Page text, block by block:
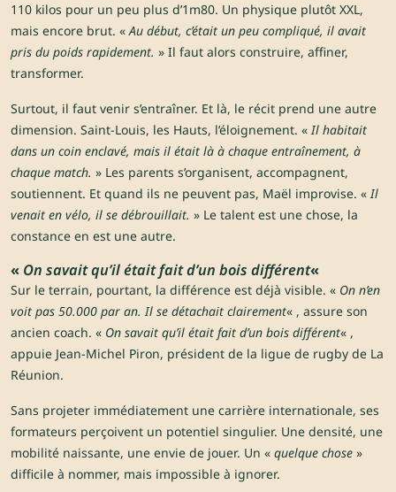
110 kilos pour un peu plus d’1m80. Un physique plutôt XXL,
mais encore brut. «Au début, c’était un peu compliqué, il avait
pris du poids rapidement. » Il faut alors construire, affiner,
transformer.
Surtout, il faut venir s’entraîner. Et là, le récit prend une autre
dimension. Saint-Louis, les Hauts, l’éloignement. «Il habitait
dans un coin enclavé, mais il était là à chaque entraînement, à
chaque match. » Les parents s’organisent, accompagnent,
soutiennent. Et quand ils ne peuvent pas, Maël improvise. «Il
venait en vélo, il se débrouillait. » Le talent est une chose, la
constance en est une autre.
« On savait qu’il était fait d’un bois différent«
Sur le terrain, pourtant, la différence est déjà visible. « On n’en
voit pas 50.000 par an. Il se détachait clairement« , assure son
ancien coach. « On savait qu’il était fait d’un bois différent« ,
appuie Jean-Michel Piron, président de la ligue de rugby de La
Réunion.
Sans projeter immédiatement une carrière internationale, ses
formateurs perçoivent un potentiel singulier. Une densité, une
mobilité naissante, une envie de jouer. Un « quelque chose »
difficile à nommer, mais impossible à ignorer.